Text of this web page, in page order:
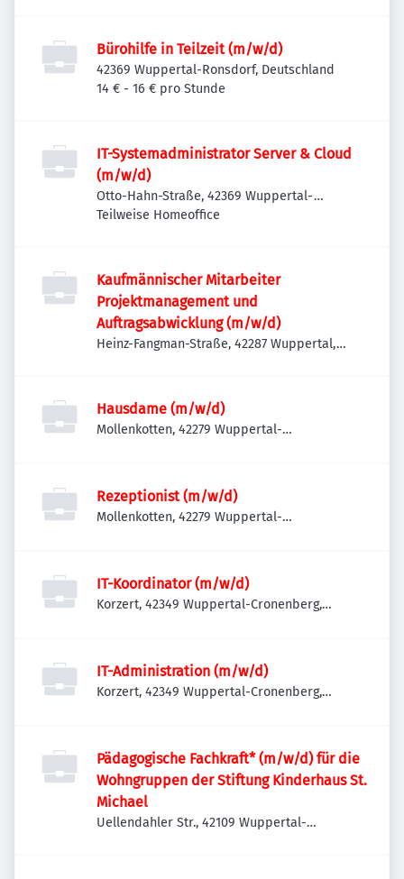
Bürohilfe in Teilzeit (m/w/d)
42369 Wuppertal-Ronsdorf, Deutschland
14 € - 16 € pro Stunde
IT-Systemadministrator Server & Cloud
(m/w/d)
Otto-Hahn-Straße, 42369 Wuppertal-
Ronsdorf, Deutschland
Teilweise Homeoffice
Kaufmännischer Mitarbeiter
Projektmanagement und
Auftragsabwicklung (m/w/d)
Heinz-Fangman-Straße, 42287 Wuppertal,
Hausdame (m/w/d)
Mollenkotten, 42279 Wuppertal-
Rezeptionist (m/w/d)
Mollenkotten, 42279 Wuppertal-
IT-Koordinator (m/w/d)
Korzert, 42349 Wuppertal-Cronenberg,
IT-Administration (m/w/d)
Korzert, 42349 Wuppertal-Cronenberg,
Pädagogische Fachkraft* (m/w/d) für die
Wohngruppen der Stiftung Kinderhaus St.
Michael
Uellendahler Str., 42109 Wuppertal-